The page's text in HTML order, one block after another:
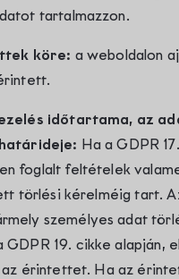
tartalmazzon.
köre: a weboldalon
időtartama, az
Ha a GDPR
foglalt feltételek
törlési kérelméig tart.
személyes adat
19. cikke alapján,
érintettet. Ha az